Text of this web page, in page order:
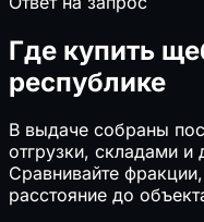
Где купить
республике
В выдаче собраны
отгрузки, складами
Сравнивайте
расстояние до